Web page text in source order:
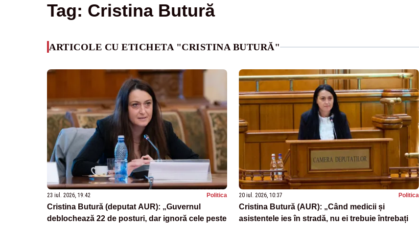
Tag: Cristina Butură
ARTICOLE CU ETICHETA "CRISTINA BUTURĂ"
23 iul. 2026, 19:42 Politica
Cristina Butură (deputat AUR): „Guvernul
deblochează 22 de posturi, dar ignoră cele peste
20 iul. 2026, 10:37 Politica
Cristina Butură (AUR): „Când medicii și
asistentele ies în stradă, nu ei trebuie întrebați